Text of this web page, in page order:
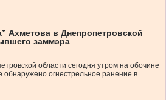
Ахметова в Днепропетровской
заммэра
области сегодня утром на обочине
огнестрельное ранение в